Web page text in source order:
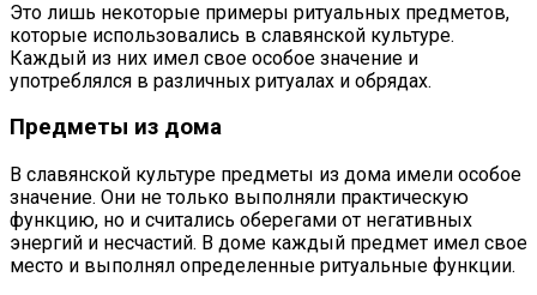
Это лишь некоторые примеры ритуальных предметов,
которые использовались в славянской культуре.
Каждый из них имел свое особое значение и
употреблялся в различных ритуалах и обрядах.
Предметы из дома
В славянской культуре предметы из дома имели особое
значение. Они не только выполняли практическую
функцию, но и считались оберегами от негативных
энергий и несчастий. В доме каждый предмет имел свое
место и выполнял определенные ритуальные функции.